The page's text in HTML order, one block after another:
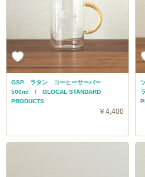
GSP ラタン コーヒーサーバー
500ml / GLOCAL STANDARD
PRODUCTS
￥4,400